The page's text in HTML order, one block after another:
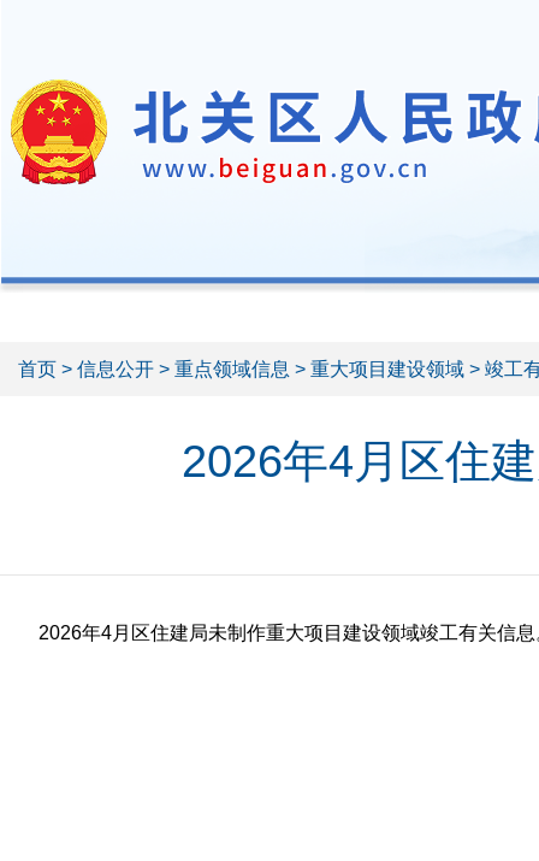
首页 > 信息公开 > 重点领域信息 > 重大项目建设领域 > 竣工
2026年4月区住
2026年4月区住建局未制作重大项目建设领域竣工有关信息